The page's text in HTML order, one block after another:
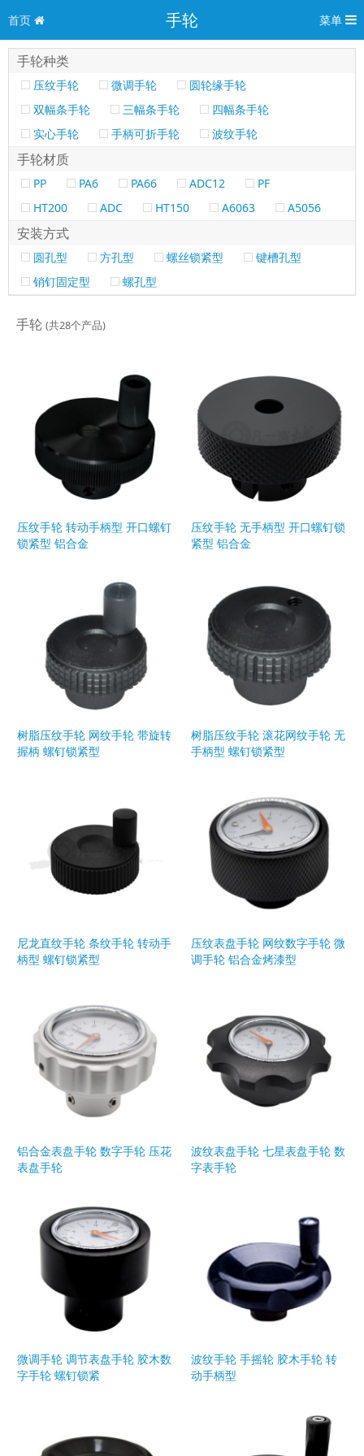
首页 手轮 菜单
手轮种类
压纹手轮 微调手轮
圆轮缘手轮
双幅条手轮
三幅条手轮
四幅条手轮
实心手轮
手柄可折手轮 波纹手轮
手轮材质
PP PA6 PA66 ADC12
PF
HT200
ADC HT150 A6063 A5056
安装方式
圆孔型 方孔型 螺丝锁紧型
键槽孔型
销钉固定型
螺孔型
手轮 (共28个产品)
压纹手轮 转动手柄型 开口螺钉
锁紧型 铝合金
压纹手轮 无手柄型 开口螺钉锁
紧型 铝合金
树脂压纹手轮 网纹手轮 带旋转
握柄 螺钉锁紧型
树脂压纹手轮 滚花网纹手轮 无
手柄型 螺钉锁紧型
尼龙直纹手轮 条纹手轮 转动手
柄型 螺钉锁紧型
压纹表盘手轮 网纹数字手轮 微
调手轮 铝合金烤漆型
铝合金表盘手轮 数字手轮 压花
表盘手轮
波纹表盘手轮 七星表盘手轮 数
字表手轮
微调手轮 调节表盘手轮 胶木数
字手轮 螺钉锁紧
波纹手轮 手摇轮 胶木手轮 转
动手柄型